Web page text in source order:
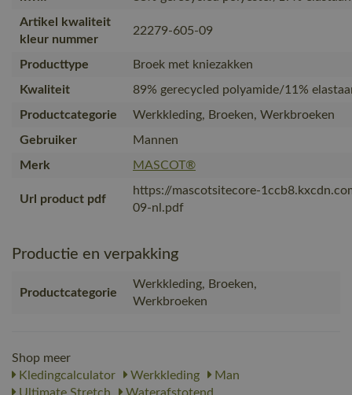
Artikel kwaliteit
kleur nummer
22279-605-09
Producttype
Broek met kniezakken
Kwaliteit
89% gerecycled polyamide/11%
Productcategorie
Werkkleding, Broeken, Werkbroeken
Gebruiker
Mannen
Merk
MASCOT®
Url product pdf
https://mascotsitecore-
09-nl.pdf
Productie en verpakking
Productcategorie
Werkkleding, Broeken,
Werkbroeken
Shop meer
Kledingcalculator
Werkkleding
Man
Ultimate Stretch
Waterafstotend